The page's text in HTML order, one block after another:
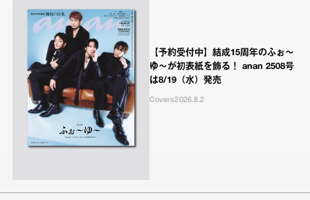
【予約受付中】結成15周年のふぉ～
ゆ～が初表紙を飾る！ anan 2508号
は8/19（水）発売
Covers2026.8.2